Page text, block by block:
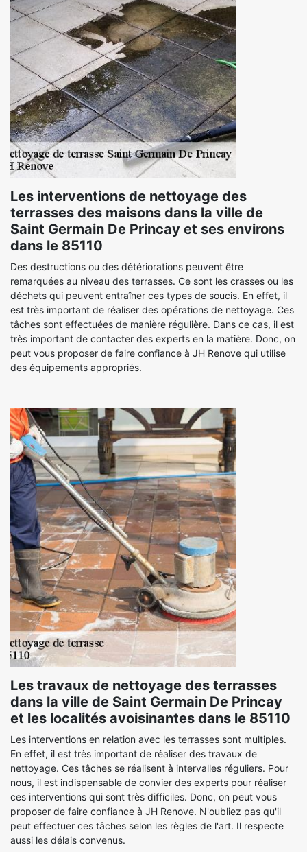
Les interventions de nettoyage des
terrasses des maisons dans la ville de
Saint Germain De Princay et ses environs
dans le 85110
Des destructions ou des détériorations peuvent être
remarquées au niveau des terrasses. Ce sont les crasses ou les
déchets qui peuvent entraîner ces types de soucis. En effet, il
est très important de réaliser des opérations de nettoyage. Ces
tâches sont effectuées de manière régulière. Dans ce cas, il est
très important de contacter des experts en la matière. Donc, on
peut vous proposer de faire confiance à JH Renove qui utilise
des équipements appropriés.
Les travaux de nettoyage des terrasses
dans la ville de Saint Germain De Princay
et les localités avoisinantes dans le 85110
Les interventions en relation avec les terrasses sont multiples.
En effet, il est très important de réaliser des travaux de
nettoyage. Ces tâches se réalisent à intervalles réguliers. Pour
nous, il est indispensable de convier des experts pour réaliser
ces interventions qui sont très difficiles. Donc, on peut vous
proposer de faire confiance à JH Renove. N'oubliez pas qu'il
peut effectuer ces tâches selon les règles de l'art. Il respecte
aussi les délais convenus.